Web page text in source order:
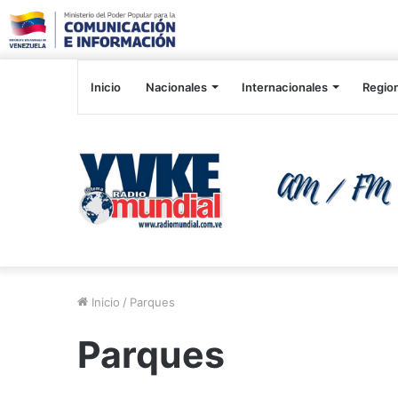
Inicio Nacionales Internacionales
Inicio / Parques
Parques